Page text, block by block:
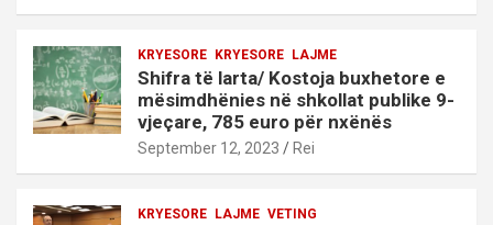
KRYESORE KRYESORE LAJME
Shifra të larta/ Kostoja buxhetore e
mësimdhënies në shkollat publike 9-
vjeçare, 785 euro për nxënës
September 12, 2023 Rei
KRYESORE LAJME VETING